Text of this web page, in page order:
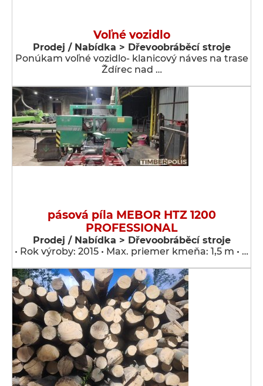
Voľné vozidlo
Prodej / Nabídka > Dřevoobráběcí stroje
Ponúkam voľné vozidlo- klanicový náves na trase
Ždírec nad …
pásová píla MEBOR HTZ 1200
PROFESSIONAL
Prodej / Nabídka > Dřevoobráběcí stroje
• Rok výroby: 2015 • Max. priemer kmeňa: 1,5 m • …